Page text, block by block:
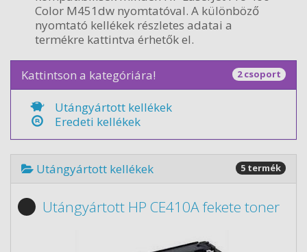
Color M451dw nyomtatóval. A különböző
nyomtató kellékek részletes adatai a
termékre kattintva érhetők el.
Kattintson a kategóriára! 2 csoport
Utángyártott kellékek
Eredeti kellékek
Utángyártott kellékek 5 termék
Utángyártott HP CE410A fekete toner